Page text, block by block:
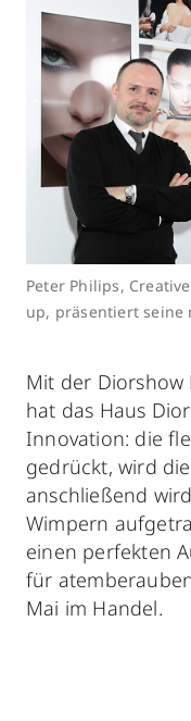
Peter Philips,
up, präsentiert seine
Mit der Diorshow
hat das Haus
Innovation: die
gedrückt, wird
anschließend
Wimpern
einen perfekten
für
Mai im Handel.